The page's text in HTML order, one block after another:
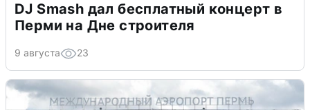
DJ Smash дал бесплатный концерт в
Перми на Дне строителя
9 августа 23